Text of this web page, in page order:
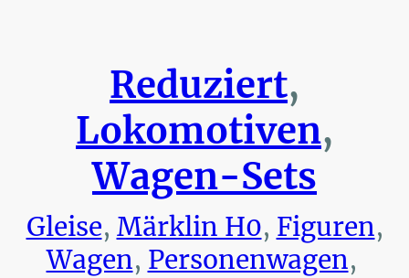
Reduziert,
Lokomotiven,
Wagen-Sets
Gleise, Märklin H0, Figuren,
Wagen, Personenwagen,